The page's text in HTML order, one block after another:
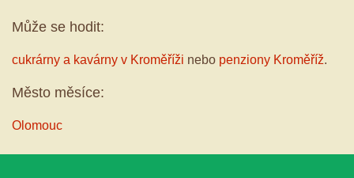
Může se hodit:
cukrárny a kavárny v Kroměříži nebo penziony Kroměříž.
Město měsíce:
Olomouc